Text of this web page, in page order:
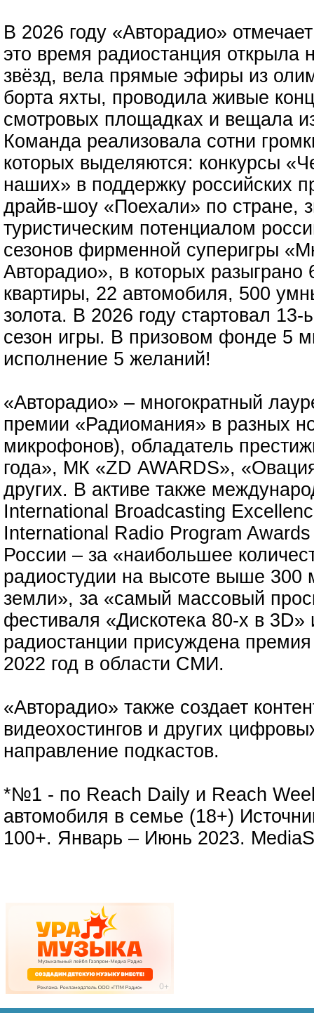
В 2026 году «Авторадио»
это время радиостанция открыла
звёзд, вела прямые эфиры из
борта яхты, проводила живые
смотровых площадках и вещала
Команда реализовала сотни
которых выделяются: конкурсы
наших» в поддержку российских
драйв-шоу «Поехали» по стране,
туристическим потенциалом
сезонов фирменной суперигры
Авторадио», в которых
квартиры, 22 автомобиля, 500
золота. В 2026 году стартовал
сезон игры. В призовом фонде 5
исполнение 5 желаний!
«Авторадио» – многократный
премии «Радиомания» в разных
микрофонов), обладатель
года», МК «ZD AWARDS»,
других. В активе также
International Broadcasting
International Radio Program
России – за «наибольшее
радиостудии на высоте выше 300
земли», за «самый массовый
фестиваля «Дискотека 80-х в 3D»
радиостанции присуждена
2022 год в области СМИ.
«Авторадио» также создает
видеохостингов и других
направление подкастов.
*№1 - по Reach Daily и Reach
автомобиля в семье (18+)
100+. Январь – Июнь 2023.